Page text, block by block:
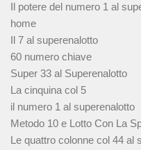
Il potere del numero 1 al
home
Il 7 al superenalotto
60 numero chiave
Super 33 al Superenalotto
La cinquina col 5
il numero 1 al superenalotto
Metodo 10 e Lotto Con La
Le quattro colonne col 44 al